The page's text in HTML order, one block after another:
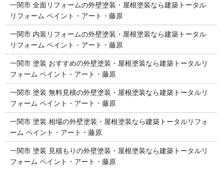
一関市 全面リフォームの外壁塗装・屋根塗装なら建築トータル
リフォーム ペイント・アート・藤原
一関市 内装リフォームの外壁塗装・屋根塗装なら建築トータル
リフォーム ペイント・アート・藤原
一関市 塗装 おすすめの外壁塗装・屋根塗装なら建築トータルリ
フォーム ペイント・アート・藤原
一関市 塗装 無料見積の外壁塗装・屋根塗装なら建築トータルリ
フォーム ペイント・アート・藤原
一関市 塗装 相場の外壁塗装・屋根塗装なら建築トータルリフォ
ーム ペイント・アート・藤原
一関市 塗装 見積もりの外壁塗装・屋根塗装なら建築トータルリ
フォーム ペイント・アート・藤原